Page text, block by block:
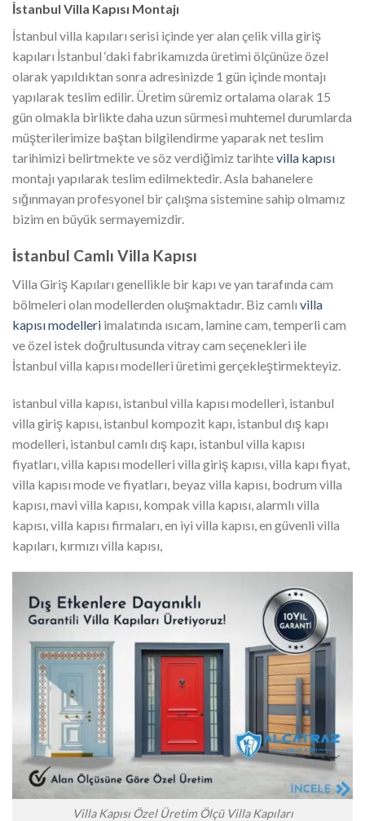
İstanbul Villa Kapısı Montajı
İstanbul villa kapıları serisi içinde yer alan çelik villa giriş
kapıları İstanbul ‘daki fabrikamızda üretimi ölçünüze özel
olarak yapıldıktan sonra adresinizde 1 gün içinde montajı
yapılarak teslim edilir. Üretim süremiz ortalama olarak 15
gün olmakla birlikte daha uzun sürmesi muhtemel durumlarda
müşterilerimize baştan bilgilendirme yaparak net teslim
tarihimizi belirtmekte ve söz verdiğimiz tarihtevilla kapısı
montajı yapılarak teslim edilmektedir. Asla bahanelere
sığınmayan profesyonel bir çalışma sistemine sahip olmamız
bizim en büyük sermayemizdir.
İstanbul Camlı Villa Kapısı
Villa Giriş Kapıları genellikle bir kapı ve yan tarafında cam
bölmeleri olan modellerden oluşmaktadır. Biz camlı villa
kapısı modelleri imalatında ısıcam, lamine cam, temperli cam
ve özel istek doğrultusunda vitray cam seçenekleri ile
İstanbul villa kapısı modelleri üretimi gerçekleştirmekteyiz.
istanbul villa kapısı, istanbul villa kapısı modelleri, istanbul
villa giriş kapısı, istanbul kompozit kapı, istanbul dış kapı
modelleri, istanbul camlı dış kapı, istanbul villa kapısı
fiyatları, villa kapısı modelleri villa giriş kapısı, villa kapı fiyat,
villa kapısı mode ve fiyatları, beyaz villa kapısı, bodrum villa
kapısı, mavi villa kapısı, kompak villa kapısı, alarmlı villa
kapısı, villa kapısı firmaları, en iyi villa kapısı, en güvenli villa
kapıları, kırmızı villa kapısı,
Villa Kapısı Özel Üretim Ölçü Villa Kapıları